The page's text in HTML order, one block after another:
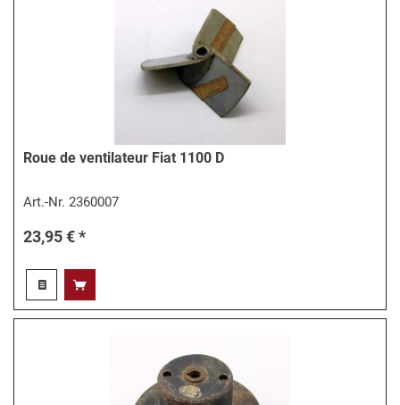
Roue de ventilateur Fiat 1100 D
Art.-Nr.2360007
23,95 € *